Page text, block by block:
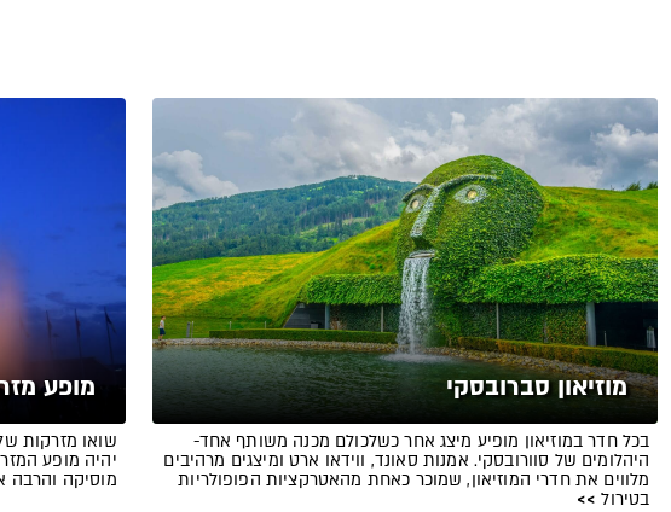
מוזיאון סברובסקי
בכל חדר במוזיאון מופיע מיצג אחר כשלכולם מכנה משותף אחד-
היהלומים של סוורובסקי. אמנות סאונד, ווידאו ארט ומיצגים מרהיבים
מלווים את חדרי המוזיאון, שמוכר כאחת מהאטרקציות הפופולריות
בטירול >>
מופע
שואו מזרקות
יהיה מופע
מוסיקה והרבה